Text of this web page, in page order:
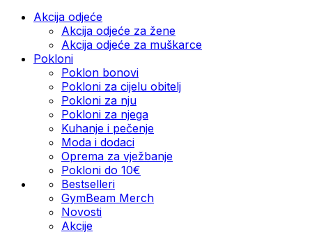
Akcija odjeće
Akcija odjeće za žene
Akcija odjeće za muškarce
Pokloni
Poklon bonovi
Pokloni za cijelu obitelj
Pokloni za nju
Pokloni za njega
Kuhanje i pečenje
Moda i dodaci
Oprema za vježbanje
Pokloni do 10€
Bestselleri
GymBeam Merch
Novosti
Akcije